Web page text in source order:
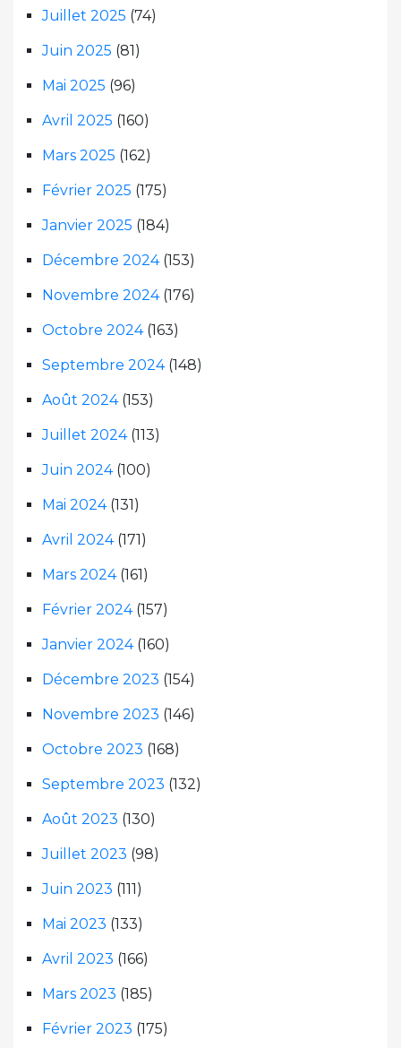
Juillet 2025 (74)
Juin 2025 (81)
Mai 2025 (96)
Avril 2025 (160)
Mars 2025 (162)
Février 2025 (175)
Janvier 2025 (184)
Décembre 2024(153)
Novembre 2024(176)
Octobre 2024(163)
Septembre 2024(148)
Août 2024(153)
Juillet 2024(113)
Juin 2024(100)
Mai 2024(131)
Avril 2024(171)
Mars 2024(161)
Février 2024(157)
Janvier 2024(160)
Décembre 2023 (154)
Novembre 2023 (146)
Octobre 2023 (168)
Septembre 2023 (132)
Août 2023 (130)
Juillet 2023 (98)
Juin 2023 (111)
Mai 2023 (133)
Avril 2023 (166)
Mars 2023 (185)
Février 2023 (175)